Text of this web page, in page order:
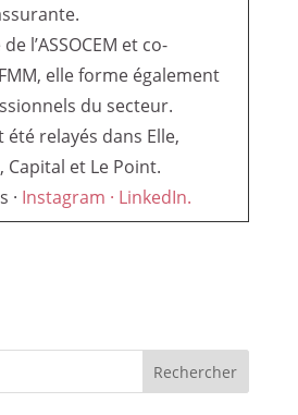
l’ASSOCEM et co-
elle forme également
du secteur.
été relayés dans Elle,
Capital et Le Point.
· Instagram · LinkedIn.
Rechercher